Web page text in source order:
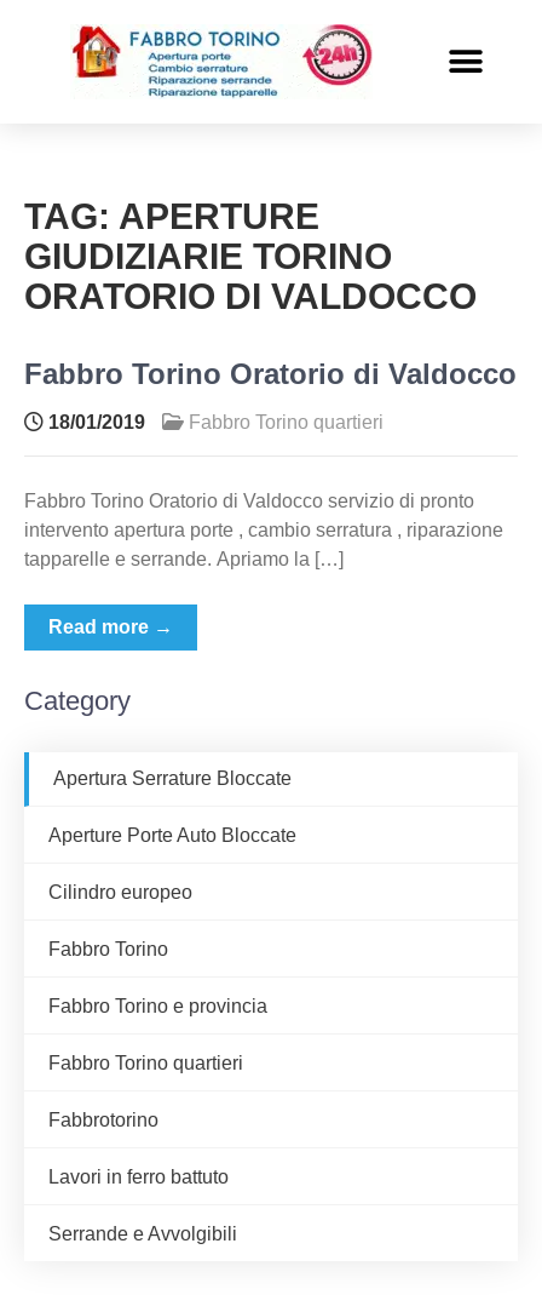
TAG: APERTURE
GIUDIZIARIE TORINO
ORATORIO DI VALDOCCO
Fabbro Torino Oratorio di Valdocco
18/01/2019 Fabbro Torino quartieri
Fabbro Torino Oratorio di Valdocco servizio di pronto
intervento apertura porte , cambio serratura , riparazione
tapparelle e serrande. Apriamo la […]
Read more →
Category
Apertura Serrature Bloccate
Aperture Porte Auto Bloccate
Cilindro europeo
Fabbro Torino
Fabbro Torino e provincia
Fabbro Torino quartieri
Fabbrotorino
Lavori in ferro battuto
Serrande e Avvolgibili